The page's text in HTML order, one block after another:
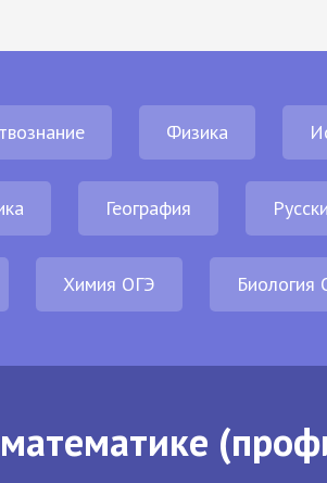
Физика
География
Химия ОГЭ Биология